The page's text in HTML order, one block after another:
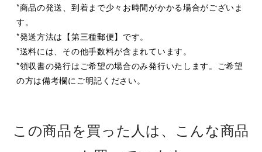
*商品の発送、到着まで少々お時間がかかる場合がございま
す。
*発送方法は【第三種郵便】です。
*送料には、その他手数料が含まれています。
*領収書の発行はご希望の場合のみ発行いたします。ご希望
の方は備考欄にご明記ください。
この商品を買った人は、こんな商品